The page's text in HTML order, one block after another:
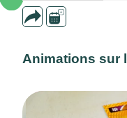
Animations sur